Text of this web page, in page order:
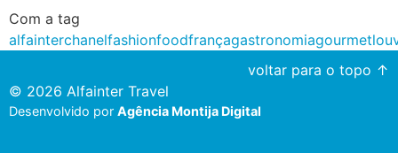
Com a tag
alfainterchanelfashionfoodfrançagastronomiagourmet
voltar para o topo ↑
© 2026 Alfainter Travel
Desenvolvido por Agência Montija Digital